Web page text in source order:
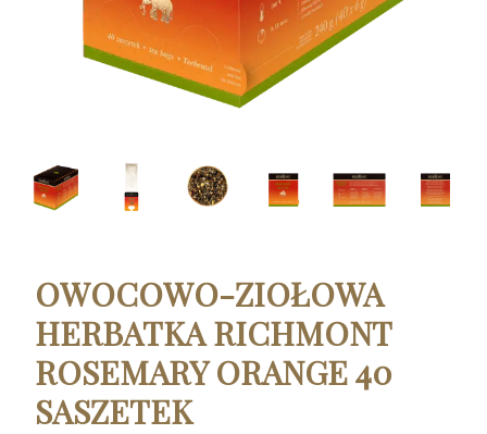
OWOCOWO-ZIOŁOWA
HERBATKA RICHMONT
ROSEMARY ORANGE 40
SASZETEK